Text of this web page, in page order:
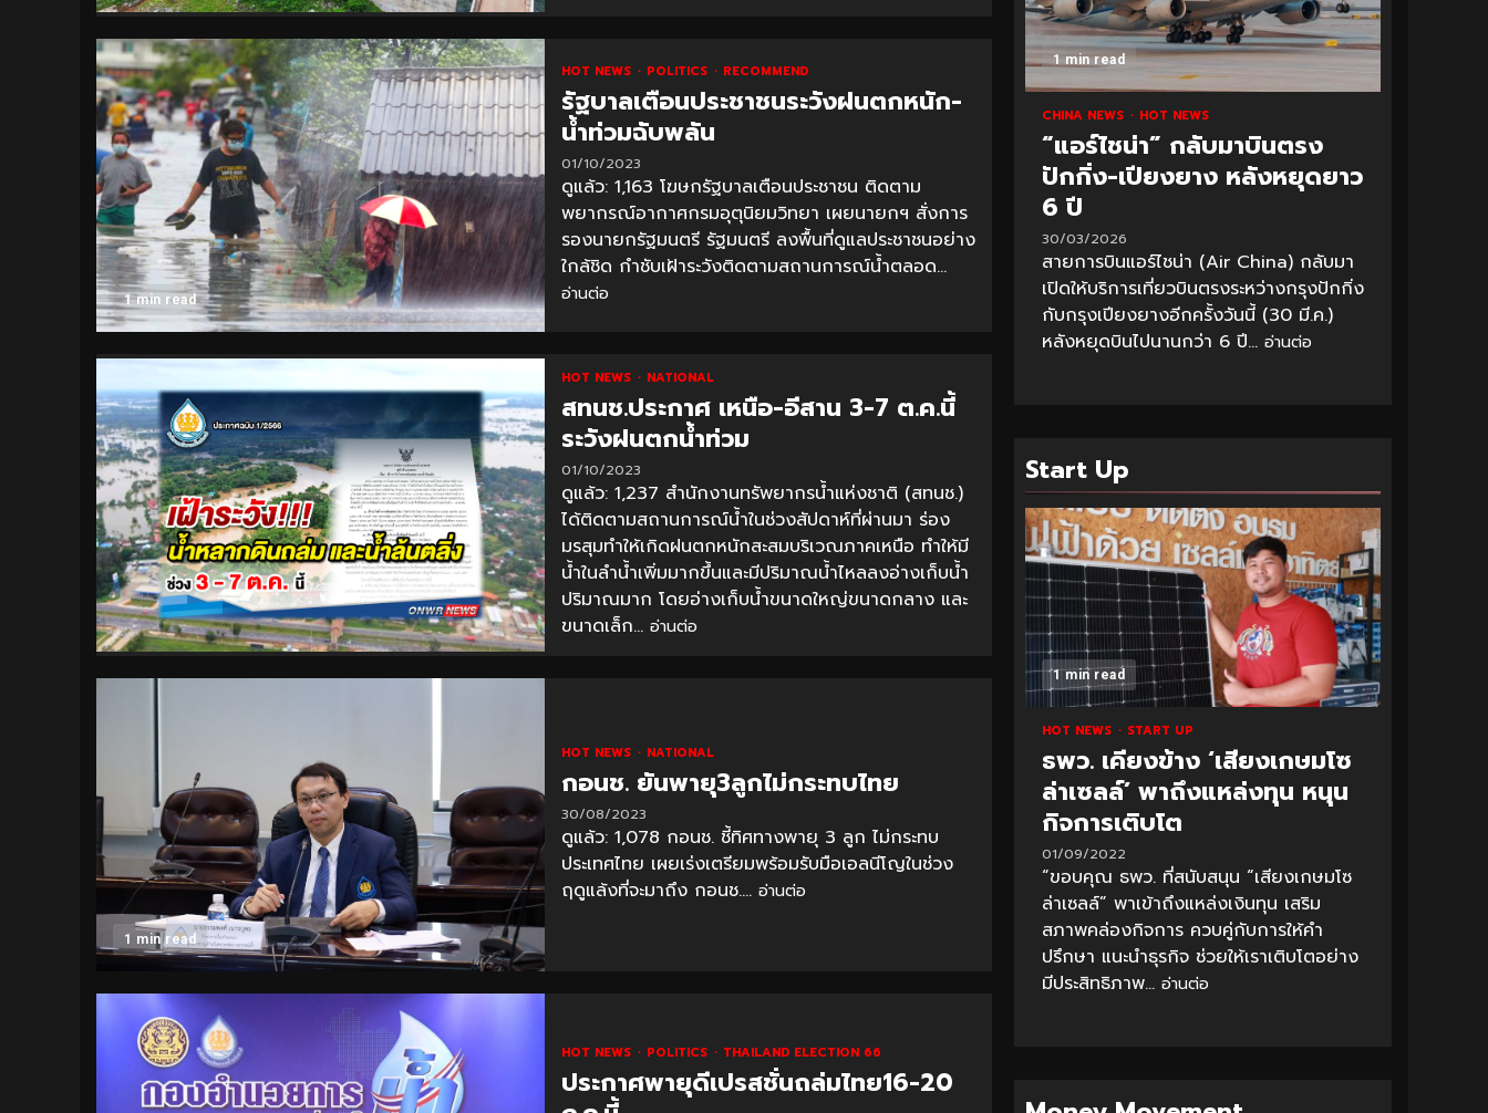
1 min read
HOT NEWS POLITICS RECOMMEND
รัฐบาลเตือนประชาชนระวังฝนตกหนัก-
น้ำท่วมฉับพลัน
01/10/2023
ดูแล้ว: 1,163 โฆษกรัฐบาลเตือนประชาชน ติดตาม
พยากรณ์อากาศกรมอุตุนิยมวิทยา เผยนายกฯ สั่งการ
รองนายกรัฐมนตรี รัฐมนตรี ลงพื้นที่ดูแลประชาชนอย่าง
ใกล้ชิด กำชับเฝ้าระวังติดตามสถานการณ์น้ำตลอด...
อ่านต่อ
HOT NEWS NATIONAL
สทนช.ประกาศ เหนือ-อีสาน 3-7 ต.ค.นี้
ระวังฝนตกน้ำท่วม
01/10/2023
ดูแล้ว: 1,237 สำนักงานทรัพยากรน้ำแห่งชาติ (สทนช.)
ได้ติดตามสถานการณ์น้ำในช่วงสัปดาห์ที่ผ่านมา ร่อง
มรสุมทำให้เกิดฝนตกหนักสะสมบริเวณภาคเหนือ ทำให้มี
น้ำในลำน้ำเพิ่มมากขึ้นและมีปริมาณน้ำไหลลงอ่างเก็บน้ำ
ปริมาณมาก โดยอ่างเก็บน้ำขนาดใหญ่ขนาดกลาง และ
ขนาดเล็ก... อ่านต่อ
1 min read
HOT NEWS NATIONAL
กอนช. ยันพายุ3ลูกไม่กระทบไทย
30/08/2023
ดูแล้ว: 1,078 กอนช. ชี้ทิศทางพายุ 3 ลูก ไม่กระทบ
ประเทศไทย เผยเร่งเตรียมพร้อมรับมือเอลนีโญในช่วง
ฤดูแล้งที่จะมาถึง กอนช.... อ่านต่อ
HOT NEWS POLITICS THAILAND ELECTION 66
ประกาศพายุดีเปรสชั่นถล่มไทย16-20
1 min read
CHINA NEWS HOT NEWS
“แอร์ไชน่า” กลับมาบินตรง
ปักกิ่ง-เปียงยาง หลังหยุดยาว
6 ปี
30/03/2026
สายการบินแอร์ไชน่า (Air China) กลับมา
เปิดให้บริการเที่ยวบินตรงระหว่างกรุงปักกิ่ง
กับกรุงเปียงยางอีกครั้งวันนี้ (30 มี.ค.)
หลังหยุดบินไปนานกว่า 6 ปี... อ่านต่อ
Start Up
1 min read
HOT NEWS START UP
ธพว. เคียงข้าง ‘เสียงเกษมโซ
ล่าเซลล์’ พาถึงแหล่งทุน หนุน
กิจการเติบโต
01/09/2022
“ขอบคุณ ธพว. ที่สนับสนุน “เสียงเกษมโซ
ล่าเซลล์” พาเข้าถึงแหล่งเงินทุน เสริม
สภาพคล่องกิจการ ควบคู่กับการให้คำ
ปรึกษา แนะนำธุรกิจ ช่วยให้เราเติบโตอย่าง
มีประสิทธิภาพ... อ่านต่อ